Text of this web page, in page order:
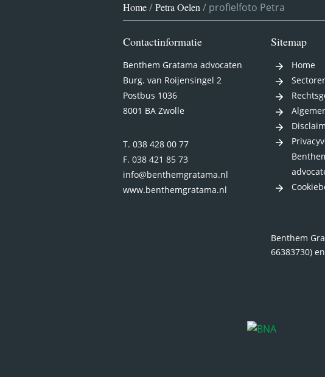
Home/Petra Oelen/ profielfoto Petra
Contactinformatie
Benthem Gratama advocaten
Burg. van Roijensingel 2
Postbus 1036
8001 BA Zwolle
T. 038 428 00 77
F. 038 421 85 73
info@benthemgratama.nl
www.benthemgratama.nl
Sitemap
Home
Benthem
66383730)